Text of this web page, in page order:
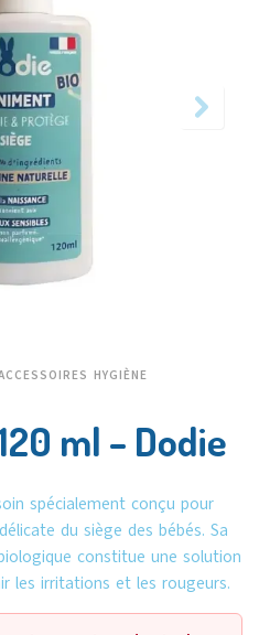
HYGIÈNE
ml – Dodie
spécialement conçu pour
du siège des bébés. Sa
constitue une solution
les irritations et les rougeurs.